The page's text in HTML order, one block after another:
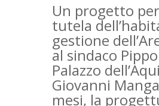
Un progetto
tutela
gestione
al sindaco
Palazzo
Giovanni
mesi, la